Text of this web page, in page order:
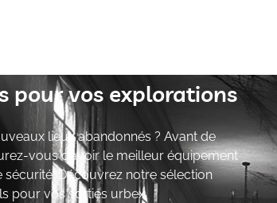
pour vos explorations
lieux abandonnés ? Avant de
vous d’avoir le meilleur équipement
Découvrez notre sélection
pour vos sorties urbex.